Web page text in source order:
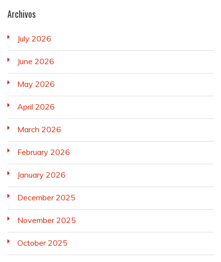
Archivos
July 2026
June 2026
May 2026
April 2026
March 2026
February 2026
January 2026
December 2025
November 2025
October 2025